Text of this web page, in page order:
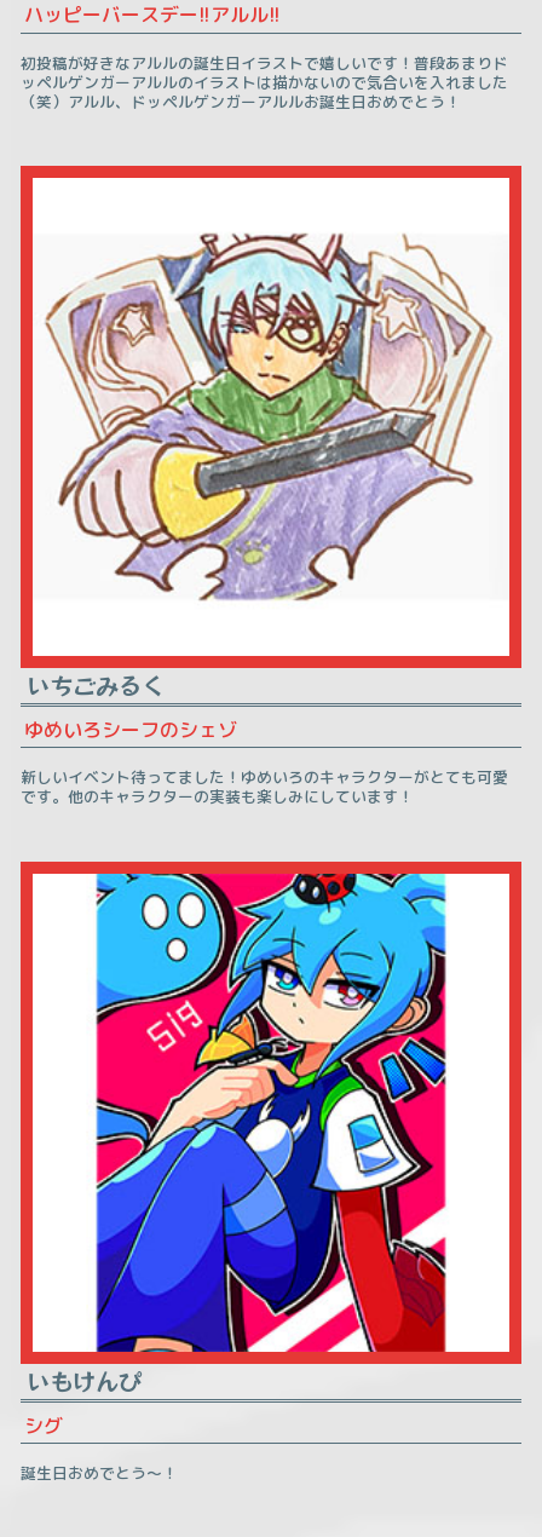
ハッピーバースデー!!アルル!!
初投稿が好きなアルルの誕生日イラストで嬉しいです！普段あまりド
ッペルゲンガーアルルのイラストは描かないので気合いを入れました
（笑）アルル、ドッペルゲンガーアルルお誕生日おめでとう！
いちごみるく
ゆめいろシーフのシェゾ
新しいイベント待ってました！ゆめいろのキャラクターがとても可愛
です。他のキャラクターの実装も楽しみにしています！
いもけんぴ
シグ
誕生日おめでとう～！